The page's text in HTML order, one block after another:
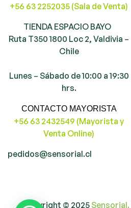
+56 63 2252035 (Sala de Venta)
TIENDA ESPACIO BAYO
Ruta T350 1800 Loc 2, Valdivia –
Chile
Lunes – Sábado de 10:00 a 19:30
hrs.
CONTACTO MAYORISTA
+56 63 2432549 (Mayorista y
Venta Online)
pedidos@sensorial.cl
Copyright © 2025 Sensorial.